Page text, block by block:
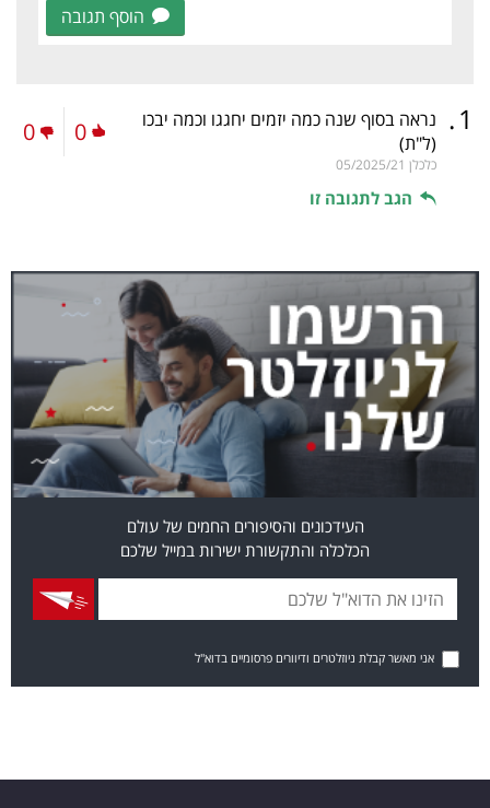
הוסף תגובה
1
. נראה בסוף שנה כמה יזמים יחגגו וכמה יבכו
(ל"ת)
כלכלן 05/2025/21
הגב לתגובה זו
0
0
העידכונים והסיפורים החמים של עולם
הכלכלה והתקשורת ישירות במייל שלכם
אני מאשר קבלת ניוזלטרים ודיוורים פרסומיים בדוא"ל